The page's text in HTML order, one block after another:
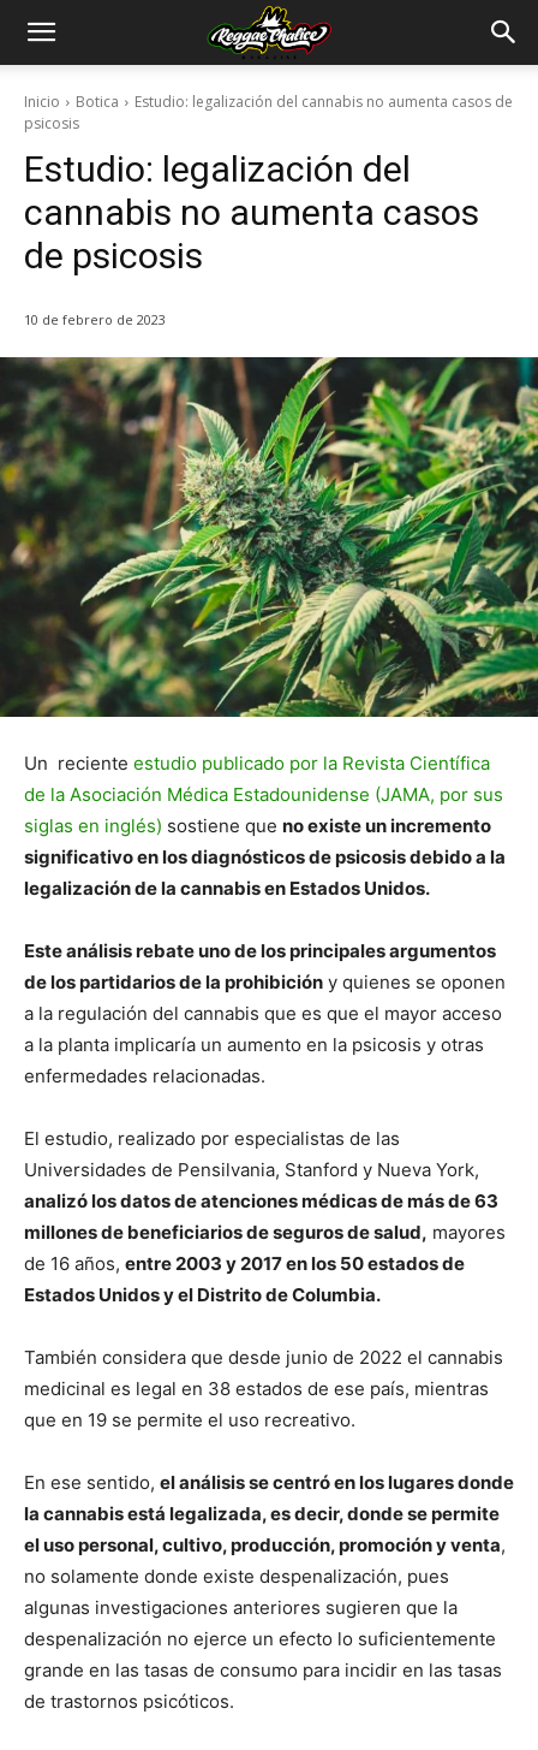
Inicio Botica
Estudio: legalización del cannabis no aumenta casos de
psicosis
Estudio: legalización del
cannabis no aumenta casos
de psicosis
10 de febrero de 2023
Un reciente estudio publicado por la Revista Científica
de la Asociación Médica Estadounidense (JAMA, por sus
siglas en inglés) sostiene que no existe un incremento
significativo en los diagnósticos de psicosis debido a la
legalización de la cannabis en Estados Unidos.
Este análisis rebate uno de los principales argumentos
de los partidarios de la prohibición y quienes se oponen
a la regulación del cannabis que es que el mayor acceso
a la planta implicaría un aumento en la psicosis y otras
enfermedades relacionadas.
El estudio, realizado por especialistas de las
Universidades de Pensilvania, Stanford y Nueva York,
analizó los datos de atenciones médicas de más de 63
millones de beneficiarios de seguros de salud, mayores
de 16 años, entre 2003 y 2017 en los 50 estados de
Estados Unidos y el Distrito de Columbia.
También considera que desde junio de 2022 el cannabis
medicinal es legal en 38 estados de ese país, mientras
que en 19 se permite el uso recreativo.
En ese sentido, el análisis se centró en los lugares donde
la cannabis está legalizada, es decir, donde se permite
el uso personal, cultivo, producción, promoción y venta,
no solamente donde existe despenalización, pues
algunas investigaciones anteriores sugieren que la
despenalización no ejerce un efecto lo suficientemente
grande en las tasas de consumo para incidir en las tasas
de trastornos psicóticos.